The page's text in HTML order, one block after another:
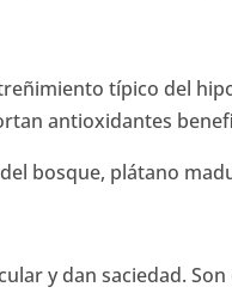
típico del
antioxidantes
bosque, plátano
y dan saciedad.